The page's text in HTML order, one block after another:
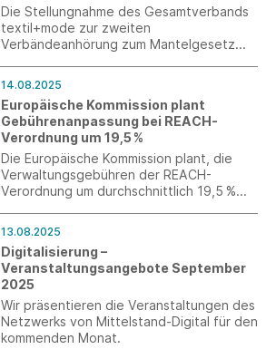
Die Stellungnahme des Gesamtverbands
textil+mode zur zweiten
Verbändeanhörung zum Mantelgesetz
Industrieemissionsrichtlinie wurde
fristgerecht eingereicht.
14.08.2025
Europäische Kommission plant
Gebührenanpassung bei REACH-
Verordnung um 19,5 %
Die Europäische Kommission plant, die
Verwaltungsgebühren der REACH-
Verordnung um durchschnittlich 19,5 %
kleine und mittlere Unternehmen (KMU)
von der Gebührenerhöhung
ausgenommen bleiben.
13.08.2025
Digitalisierung –
Veranstaltungsangebote September
2025
Wir präsentieren die Veranstaltungen des
Netzwerks von Mittelstand-Digital für den
kommenden Monat.